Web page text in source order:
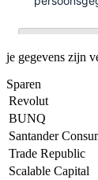
je gegevens zijn
Sparen
Revolut
BUNQ
Santander
Trade Republic
Scalable Capital